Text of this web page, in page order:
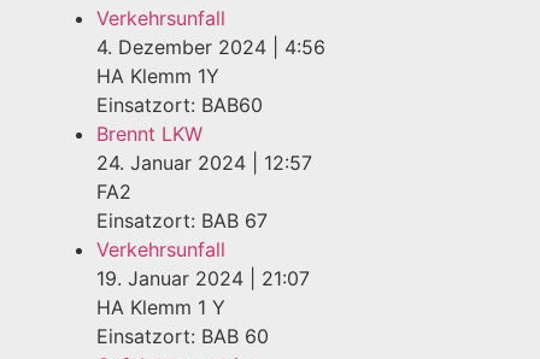
Verkehrsunfall
4. Dezember 2024
4:56
HA Klemm 1Y
Einsatzort: BAB60
Brennt LKW
24. Januar 2024
12:57
FA2
Einsatzort: BAB 67
Verkehrsunfall
19. Januar 2024
21:07
HA Klemm 1 Y
Einsatzort: BAB 60